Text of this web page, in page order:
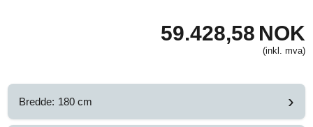
59.428,58 NOK
(inkl. mva)
Bredde: 180 cm ›